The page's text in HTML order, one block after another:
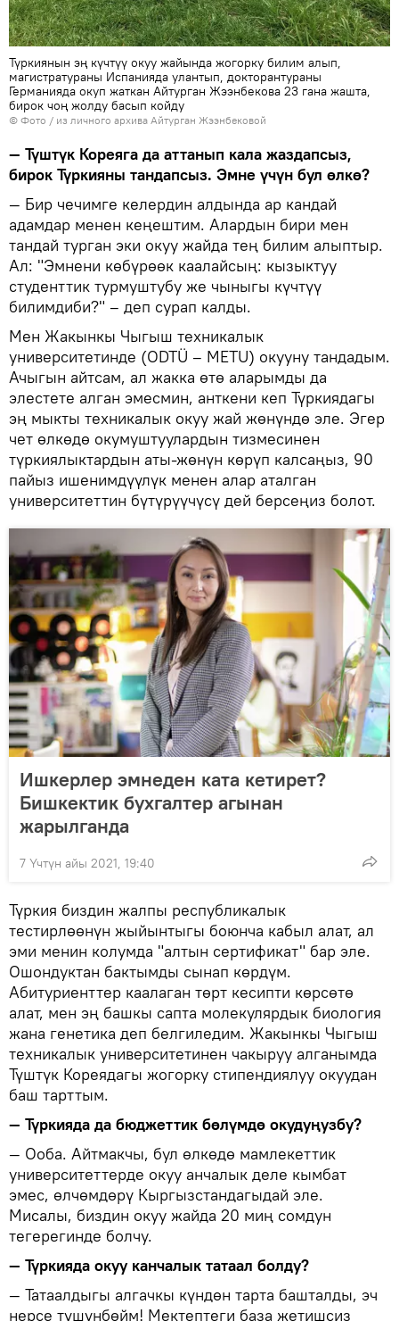
Түркиянын эң күчтүү окуу жайында жогорку билим алып,
магистратураны Испанияда улантып, докторантураны
Германияда окуп жаткан Айтурган Жээнбекова 23 гана жашта,
бирок чоң жолду басып койду
© Фото / из личного архива Айтурган Жээнбековой
— Түштүк Кореяга да аттанып кала жаздапсыз,
бирок Түркияны тандапсыз. Эмне үчүн бул өлкө?
— Бир чечимге келердин алдында ар кандай
адамдар менен кеңештим. Алардын бири мен
тандай турган эки окуу жайда тең билим алыптыр.
Ал: "Эмнени көбүрөөк каалайсың: кызыктуу
студенттик турмуштубу же чыныгы күчтүү
билимдиби?" – деп сурап калды.
Мен Жакынкы Чыгыш техникалык
университетинде (ODTÜ – METU) окууну тандадым.
Ачыгын айтсам, ал жакка өтө аларымды да
элестете алган эмесмин, анткени кеп Түркиядагы
эң мыкты техникалык окуу жай жөнүндө эле. Эгер
чет өлкөдө окумуштуулардын тизмесинен
түркиялыктардын аты-жөнүн көрүп калсаңыз, 90
пайыз ишенимдүүлүк менен алар аталган
университеттин бүтүрүүчүсү дей берсеңиз болот.
Ишкерлер эмнеден ката кетирет?
Бишкектик бухгалтер агынан
жарылганда
7 Үчтүн айы 2021, 19:40
Түркия биздин жалпы республикалык
тестирлөөнүн жыйынтыгы боюнча кабыл алат, ал
эми менин колумда "алтын сертификат" бар эле.
Ошондуктан бактымды сынап көрдүм.
Абитуриенттер каалаган төрт кесипти көрсөтө
алат, мен эң башкы сапта молекулярдык биология
жана генетика деп белгиледим. Жакынкы Чыгыш
техникалык университетинен чакыруу алганымда
Түштүк Кореядагы жогорку стипендиялуу окуудан
баш тарттым.
— Түркияда да бюджеттик бөлүмдө окудуңузбу?
— Ооба. Айтмакчы, бул өлкөдө мамлекеттик
университеттерде окуу анчалык деле кымбат
эмес, өлчөмдөрү Кыргызстандагыдай эле.
Мисалы, биздин окуу жайда 20 миң сомдун
тегерегинде болчу.
— Түркияда окуу канчалык татаал болду?
— Татаалдыгы алгачкы күндөн тарта башталды, эч
нерсе түшүнбөйм! Мектептеги база жетишсиз